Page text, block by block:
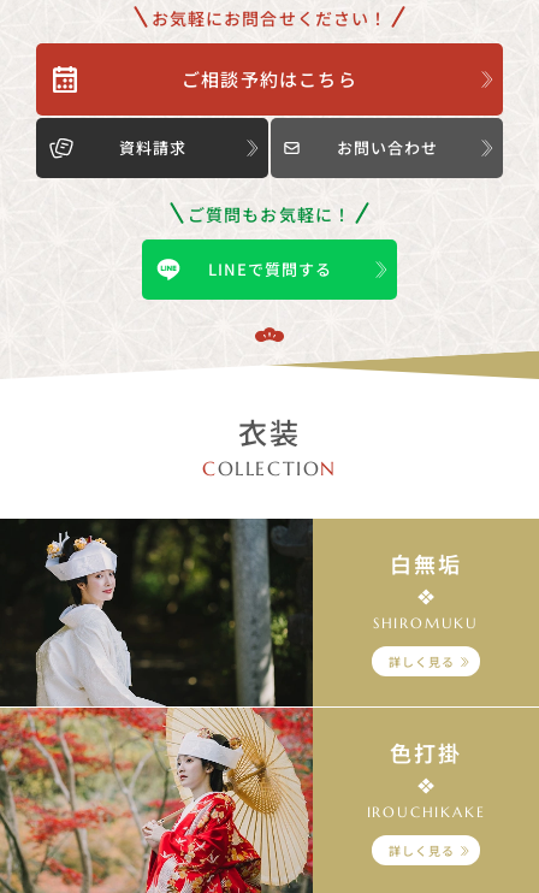
お気軽にお問合せください！
ご相談予約はこちら
資料請求 お問い合わせ
ご質問もお気軽に！
LINEで質問する
衣装
COLLECTION
白無垢
SHIROMUKU
詳しく見る
色打掛
IROUCHIKAKE
詳しく見る